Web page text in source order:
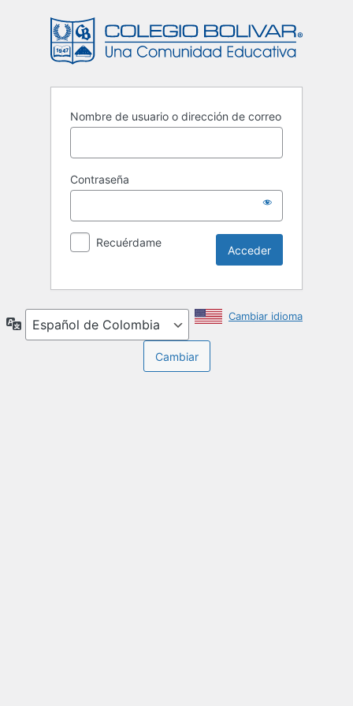
Acceder
Nombre de usuario o dirección de correo
Contraseña
Recuérdame
Cambiar idioma
Idioma